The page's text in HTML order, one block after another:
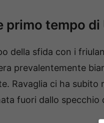
primo tempo di
della sfida con i
prevalentemente
Ravaglia ci ha subito
fuori dallo specchio